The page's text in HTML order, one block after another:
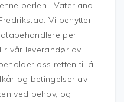
perlen i Vaterland
Vi benytter
per i
vår leverandør av
oss retten til å
og betingelser av
ved behov, og